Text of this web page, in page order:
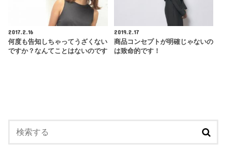
2017.2.16
何度も告知しちゃってうざくない
ですか？なんてことはないのです
2019.2.17
商品コンセプトが明確じゃないの
は致命的です！